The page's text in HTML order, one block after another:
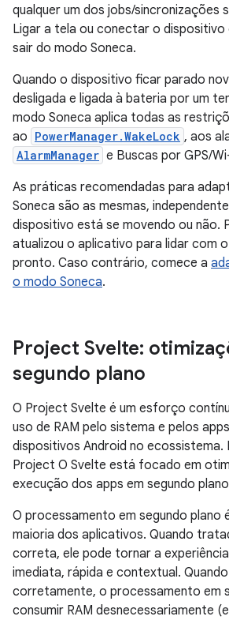
qualquer um dos jobs/sincronizações
Ligar a tela ou conectar o
sair do modo Soneca.
Quando o dispositivo ficar parado
desligada e ligada à bateria por um
modo Soneca aplica todas as
ao PowerManager.WakeLock , aos
AlarmManager e Buscas por GPS/
As práticas recomendadas para
Soneca são as mesmas,
dispositivo está se movendo ou não.
atualizou o aplicativo para lidar com
pronto. Caso contrário, comece a
o modo Soneca.
Project Svelte:
segundo plano
O Project Svelte é um esforço
uso de RAM pelo sistema e pelos
dispositivos Android no ecossistema.
Project O Svelte está focado em
execução dos apps em segundo
O processamento em segundo plano
maioria dos aplicativos. Quando
correta, ele pode tornar a
imediata, rápida e contextual.
corretamente, o processamento em
consumir RAM desnecessariamente